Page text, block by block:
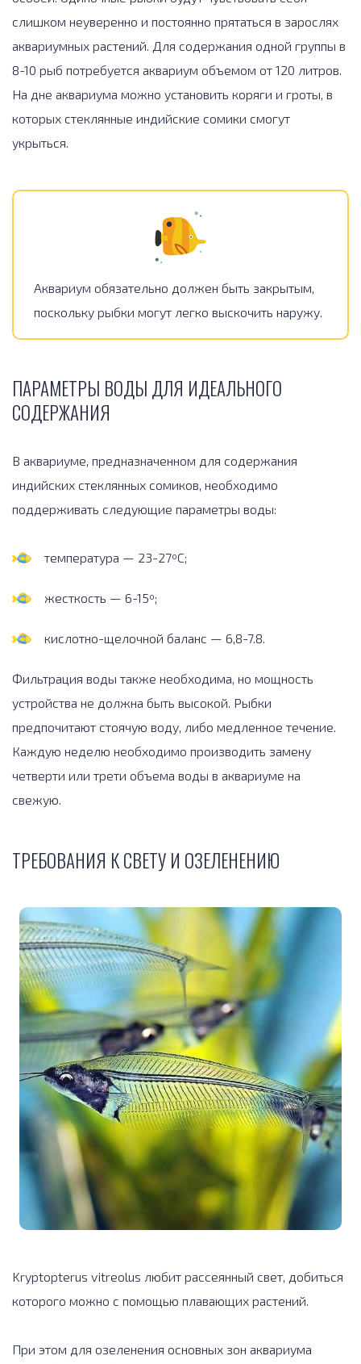
слишком неуверенно и постоянно прятаться в зарослях
аквариумных растений. Для содержания одной группы в
8-10 рыб потребуется аквариум объемом от 120 литров.
На дне аквариума можно установить коряги и гроты, в
которых стеклянные индийские сомики смогут
укрыться.
Аквариум обязательно должен быть закрытым,
поскольку рыбки могут легко выскочить наружу.
ПАРАМЕТРЫ ВОДЫ ДЛЯ ИДЕАЛЬНОГО
СОДЕРЖАНИЯ
В аквариуме, предназначенном для содержания
индийских стеклянных сомиков, необходимо
поддерживать следующие параметры воды:
температура — 23-27ºС;
жесткость — 6-15º;
кислотно-щелочной баланс — 6,8-7.8.
Фильтрация воды также необходима, но мощность
устройства не должна быть высокой. Рыбки
предпочитают стоячую воду, либо медленное течение.
Каждую неделю необходимо производить замену
четверти или трети объема воды в аквариуме на
свежую.
ТРЕБОВАНИЯ К СВЕТУ И ОЗЕЛЕНЕНИЮ
Kryptopterus vitreolus любит рассеянный свет, добиться
которого можно с помощью плавающих растений.
При этом для озеленения основных зон аквариума